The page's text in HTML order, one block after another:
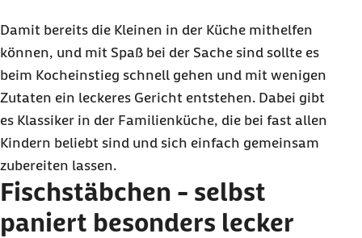
Damit bereits die Kleinen in der Küche mithelfen
können, und mit Spaß bei der Sache sind sollte es
beim Kocheinstieg schnell gehen und mit wenigen
Zutaten ein leckeres Gericht entstehen. Dabei gibt
es Klassiker in der Familienküche, die bei fast allen
Kindern beliebt sind und sich einfach gemeinsam
zubereiten lassen.
Fischstäbchen - selbst
paniert besonders lecker